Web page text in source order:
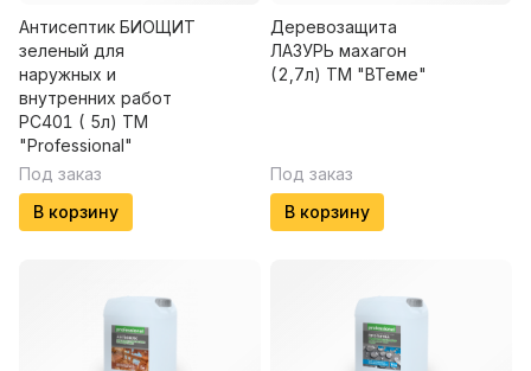
Антисептик БИОЩИТ
зеленый для
наружных и
внутренних работ
PC401 ( 5л) ТМ
"Professional"
Под заказ
В корзину
Деревозащита
ЛАЗУРЬ махагон
(2,7л) ТМ "ВТеме"
Под заказ
В корзину